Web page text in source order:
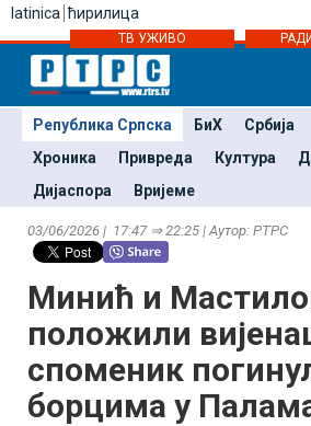
latinica ћирилица
ТВ УЖИВО
Република Српска БиХ Србија
Хроника
Привреда Култура
Дијаспора
Вријеме
03/06/2026 | 17:47 ⇒ 22:25 | Аутор: РТРС
Минић и
положили
споменик
борцима у